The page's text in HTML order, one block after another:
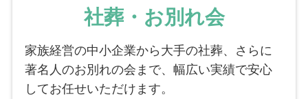
社葬・お別れ会
家族経営の中小企業から大手の社葬、さらに
著名人のお別れの会まで、幅広い実績で安心
してお任せいただけます。